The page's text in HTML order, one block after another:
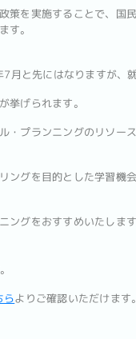
策を実施することで、
す。
月と先にはなりますが
挙げられます。
・プランニングのリソ
ングを目的とした学習
ングをおすすめいたします
らよりご確認いただけます。